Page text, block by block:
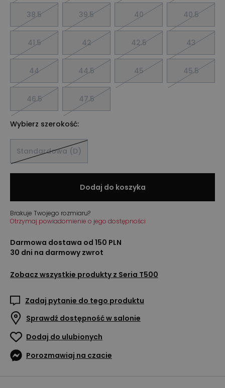
38.5 39.5 40 40.5
41.5 42 42.5 43
44 44.5 45 45.5
46.5 47.5
Wybierz szerokość:
Standardowa (D)
Dodaj do koszyka
Brakuje Twojego rozmiaru?
Otrzymaj powiadomienie o jego dostępności
Darmowa dostawa od 150 PLN
30 dni na darmowy zwrot
Zobacz wszystkie produkty z Seria T500
Zadaj pytanie do tego produktu
Sprawdź dostępność w salonie
Dodaj do ulubionych
Porozmawiaj na czacie